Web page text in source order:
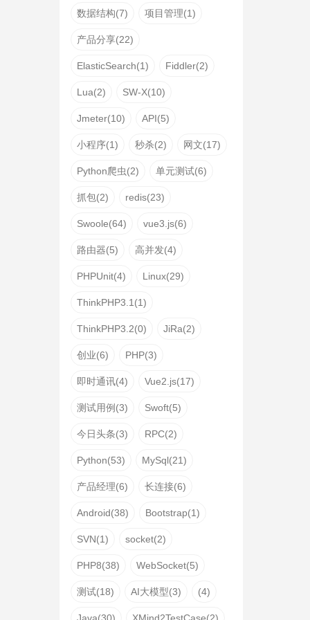
数据结构(7) 项目管理(1)
产品分享(22)
ElasticSearch(1) Fiddler(2)
Lua(2) SW-X(10)
Jmeter(10) API(5)
小程序(1) 秒杀(2) 网文(17)
Python爬虫(2) 单元测试(6)
抓包(2) redis(23)
Swoole(64) vue3.js(6)
路由器(5) 高并发(4)
PHPUnit(4) Linux(29)
ThinkPHP3.1(1)
ThinkPHP3.2(0) JiRa(2)
创业(6) PHP(3)
即时通讯(4) Vue2.js(17)
测试用例(3) Swoft(5)
今日头条(3) RPC(2)
Python(53) MySql(21)
产品经理(6) 长连接(6)
Android(38) Bootstrap(1)
SVN(1) socket(2)
PHP8(38) WebSocket(5)
测试(18) AI大模型(3) (4)